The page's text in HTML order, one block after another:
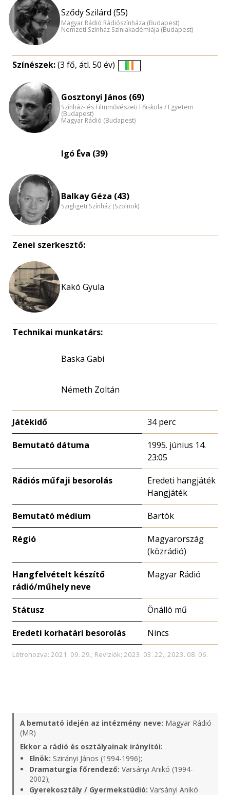
Sződy Szilárd (55)
Magyar Rádió Rádiószínháza (Budapest)
Nemzeti Színház Színiakadémiája (Budapest)
Színészek:(3 fő, átl. 50 év)
nagyítása
Gosztonyi János (69)
Színház- és Filmművészeti Főiskola / Egyetem
(Budapest)
Magyar Rádió (Budapest)
Igó Éva (39)
Balkay Géza (43)
Szigligeti Színház (Szolnok)
Zenei szerkesztő:
Kakó Gyula
Technikai munkatárs:
Baska Gabi
Németh Zoltán
Játékidő 34 perc
Bemutató dátuma
1995. június 14.
23:05
Rádiós műfaji besorolás
Eredeti hangjáték
Hangjáték
Bemutató médium Bartók
Régió
Magyarország
(közrádió)
Hangfelvételt készítő
rádió/műhely neve
Magyar Rádió
Státusz Önálló mű
Eredeti korhatári besorolás Nincs
Létrehozva: 2021. 09. 29.; Revíziók: 2023. 03. 22.; 2023. 08. 06.
A bemutató idején az intézmény neve: Magyar Rádió
(MR)
Ekkor a rádió és osztályainak irányítói:
Elnök: Szirányi János (1994-1996);
Dramaturgia főrendező: Varsányi Anikó (1994-
2002);
Gyerekosztály / Gyermekstúdió: Varsányi Anikó